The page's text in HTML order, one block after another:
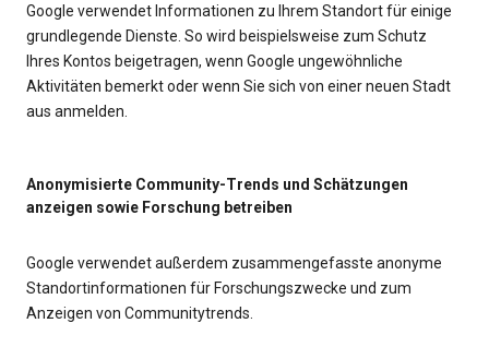
Google verwendet Informationen zu Ihrem Standort für einige
grundlegende Dienste. So wird beispielsweise zum Schutz
Ihres Kontos beigetragen, wenn Google ungewöhnliche
Aktivitäten bemerkt oder wenn Sie sich von einer neuen Stadt
aus anmelden.
Anonymisierte Community-Trends und Schätzungen
anzeigen sowie Forschung betreiben
Google verwendet außerdem zusammengefasste anonyme
Standortinformationen für Forschungszwecke und zum
Anzeigen von Communitytrends.